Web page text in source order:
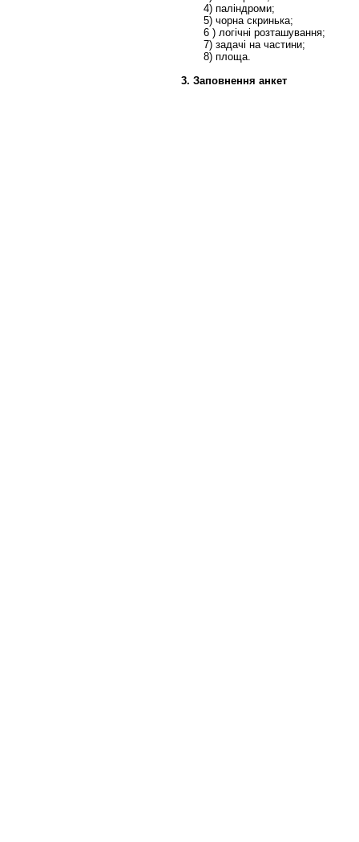
4) паліндроми;
5) чорна скринька;
6 ) логічні розташування;
7) задачі на частини;
8) площа.
3. Заповнення анкет